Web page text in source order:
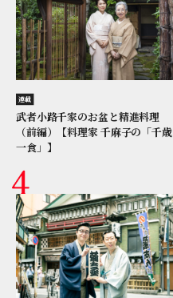
連載
武者小路千家のお盆と精進料理
（前編）【料理家 千麻子の「千歳
一食」】